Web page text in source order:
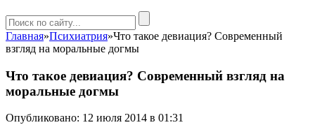
Главная»Психиатрия»Что такое девиация? Современный
взгляд на моральные догмы
Что такое девиация? Современный взгляд на
моральные догмы
Опубликовано: 12 июля 2014 в 01:31